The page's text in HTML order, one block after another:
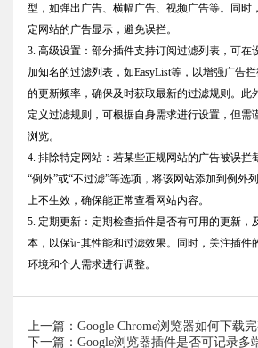
型，如弹出广告、横幅广告、视频广告等。同时
定网站的广告显示，避免误拦。
3. 高级设置：部分插件支持订阅过滤列表，可在
加知名的过滤列表，如EasyList等，以增强广告
的更新频率，确保及时获取最新的过滤规则。此
定义过滤规则，可根据自身需求进行设置，但需
浏览。
4. 排除特定网站：若某些正规网站的广告被误拦
“例外”或“不过滤”等选项，将该网站添加到例外
上不生效，确保能正常查看网站内容。
5. 定期更新：定期检查插件是否有可用的更新，
本，以保证其性能和过滤效果。同时，关注插件
环境和个人需求进行调整。
上一篇：Google Chrome浏览器如何下载
下一篇：Google浏览器插件是否可记录多